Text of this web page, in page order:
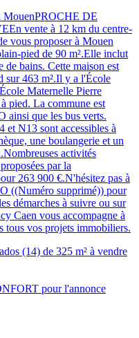
MouenPROCHE DE
vente à 12 km du centre-
vous proposer à Mouen
pied de 90 m².Elle inclut
de bains. Cette maison est
sur 463 m².Il y a l'École
Maternelle Pierre
pied. La commune est
ainsi que les bus verts.
et N13 sont accessibles à
une boulangerie et un
activités
par la
263 900 €.N'hésitez pas à
((Numéro supprimé)) pour
démarches à suivre ou sur
Caen vous accompagne à
tous vos projets immobiliers.